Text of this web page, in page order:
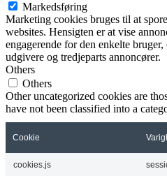
Markedsføring
Marketing cookies bruges til at
websites. Hensigten er at vise
engagerende for den enkelte
udgivere og tredjeparts annoncører.
Others
Others
Other uncategorized cookies are
have not been classified into a
Cookie
cookies.js